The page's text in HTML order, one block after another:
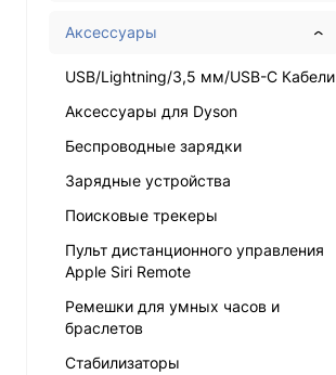
Аксессуары
USB/Lightning/3,5 мм/USB-C Кабели
Аксессуары для Dyson
Беспроводные зарядки
Зарядные устройства
Поисковые трекеры
Пульт дистанционного управления
Apple Siri Remote
Ремешки для умных часов и
браслетов
Стабилизаторы